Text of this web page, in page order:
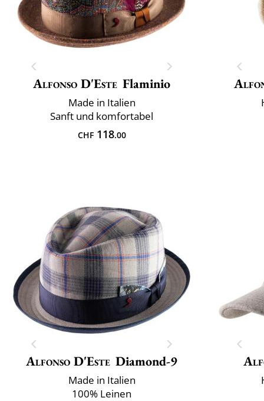
Alfonso D'Este Flaminio
Made in Italien
Sanft und komfortabel
CHF118.00
Alfonso D'Este Diamond-9
Made in Italien
100% Leinen